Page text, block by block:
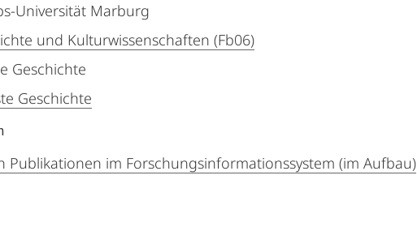
Universität Marburg
und Kulturwissenschaften (Fb06)
Geschichte
Geschichte
Publikationen im Forschungsinformationssystem (im Aufbau)